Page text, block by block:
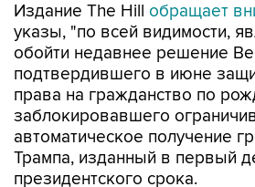
Издание The Hill обращает
указы, "по всей видимости,
обойти недавнее решение
подтвердившего в июне
права на гражданство по
заблокировавшего
автоматическое получение
Трампа, изданный в первый
президентского срока.